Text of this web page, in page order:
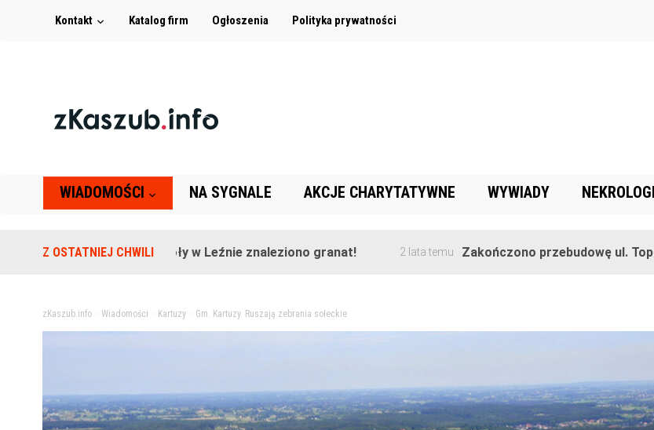
Kontakt Katalog firm Ogłoszenia Polityka prywatności
WIADOMOŚCI NA SYGNALE AKCJE CHARYTATYWNE WYWIADY NEKROLOGI
Z OSTATNIEJ CHWILI
Na terenie szkoły w Leźnie znaleziono granat! 2 lata temu Zakończono przebudowę ul. Topolowej w
zKaszub.info> Wiadomości Kartuzy> Gm. Kartuzy. Ruszają zebrania sołeckie